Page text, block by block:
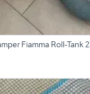
Fiamma Roll-Tank